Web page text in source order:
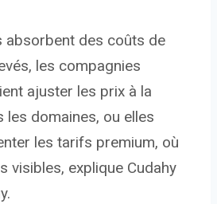
absorbent des coûts de
les compagnies
ajuster les prix à la
les domaines, ou elles
les tarifs premium, où
visibles, explique Cudahy